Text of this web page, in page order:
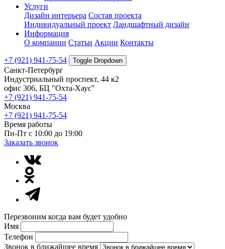
Услуги
Дизайн интерьера Состав проекта
Индивидуальный проект Ландшафтный дизайн
Информация
О компании Статьи Акции Контакты
+7 (921) 941-75-54 Toggle Dropdown
Санкт-Петербург
Индустриальный проспект, 44 к2
офис 306, БЦ "Охта-Хаус"
+7 (921) 941-75-54
Москва
+7 (921) 941-75-54
Время работы
Пн-Пт с 10:00 до 19:00
Заказать звонок
Перезвоним когда вам будет удобно
Имя
Телефон
Звонок в ближайшее время